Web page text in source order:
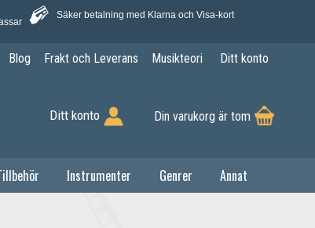
Säker betalning med Klarna och Visa-kort
Blog Frakt och Leverans Musikteori Ditt konto
Ditt konto Din varukorg är tom
Instrumenter Genrer Annat